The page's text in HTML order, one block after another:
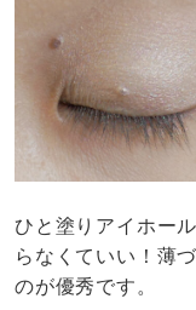
ひと塗りアイホー
らなくていい！薄
のが優秀です。